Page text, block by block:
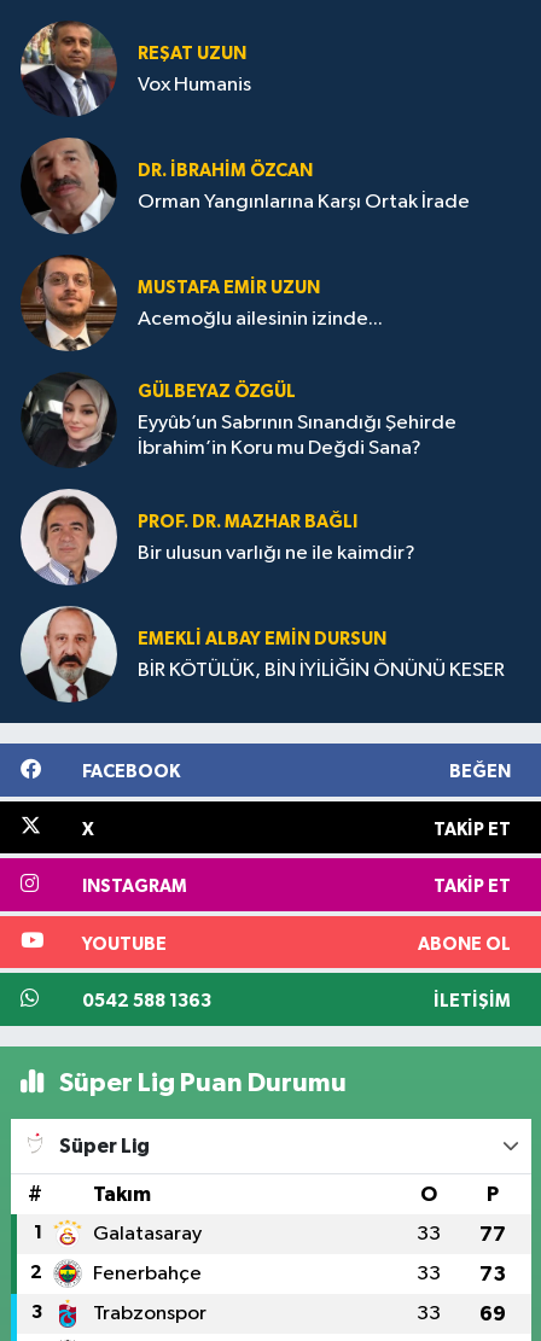
REŞAT UZUN
Vox Humanis
DR. İBRAHIM ÖZCAN
Orman Yangınlarına Karşı Ortak İrade
MUSTAFA EMIR UZUN
Acemoğlu ailesinin izinde...
GÜLBEYAZ ÖZGÜL
Eyyûb’un Sabrının Sınandığı Şehirde
İbrahim’in Koru mu Değdi Sana?
PROF. DR. MAZHAR BAĞLI
Bir ulusun varlığı ne ile kaimdir?
EMEKLI ALBAY EMIN DURSUN
BİR KÖTÜLÜK, BİN İYİLİĞİN ÖNÜNÜ KESER
FACEBOOK BEĞEN
X TAKIP ET
INSTAGRAM TAKIP ET
YOUTUBE ABONE OL
0542 588 1363 İLETIŞIM
Süper Lig Puan Durumu
Süper Lig
# Takım O P
1 Galatasaray 33 77
2 Fenerbahçe 33 73
3 Trabzonspor 33 69